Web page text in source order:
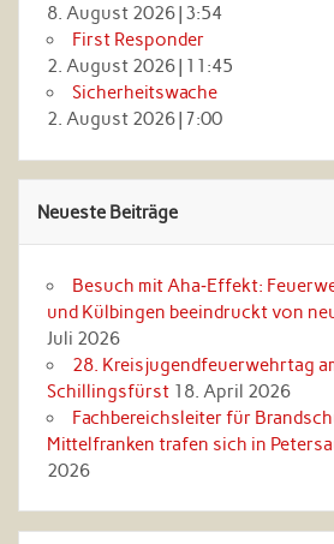
8. August 2026| 3:54
First Responder
2. August 2026| 11:45
Sicherheitswache
2. August 2026| 7:00
Neueste Beiträge
Besuch mit Aha‑Effekt:
und Külbingen beeindruckt von
Juli 2026
28. Kreisjugendfeuerwehrtag
Schillingsfürst 18. April 2026
Fachbereichsleiter für
Mittelfranken trafen sich in
2026